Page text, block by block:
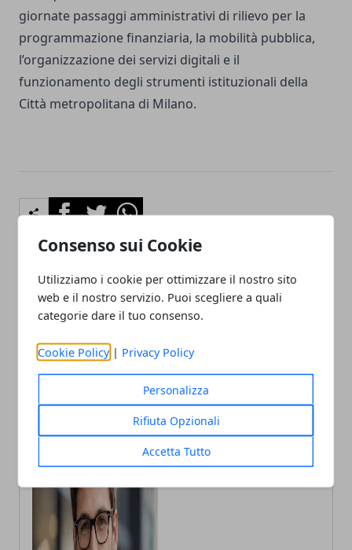
Consenso sui Cookie
Utilizziamo i cookie per ottimizzare il nostro sito
web e il nostro servizio. Puoi scegliere a quali
categorie dare il tuo consenso.
Cookie Policy | Privacy Policy
Personalizza
Rifiuta Opzionali
Accetta Tutto
giornate passaggi amministrativi di rilievo per la
programmazione finanziaria, la mobilità pubblica,
l’organizzazione dei servizi digitali e il
funzionamento degli strumenti istituzionali della
Città metropolitana di Milano.
FacebookTwitterWhatsapp
Articolo Precedente
Milano inaugura la nuova
il robot Ansperto
Articolo Successivo